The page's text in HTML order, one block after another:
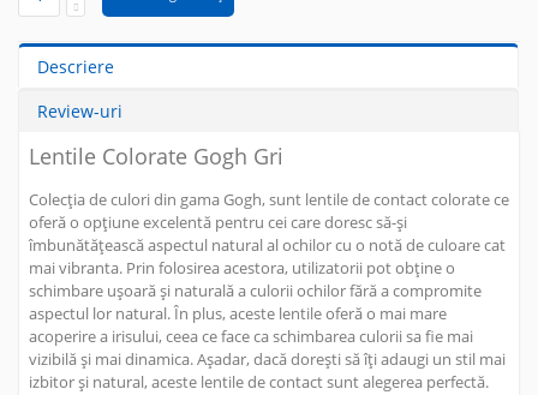
Descriere
Review-uri
Lentile Colorate Gogh Gri
Colecția de culori din gama Gogh, sunt lentile de contact colorate ce
oferă o opțiune excelentă pentru cei care doresc să-și
îmbunătățească aspectul natural al ochilor cu o notă de culoare cat
mai vibranta. Prin folosirea acestora, utilizatorii pot obține o
schimbare ușoară și naturală a culorii ochilor fără a compromite
aspectul lor natural. În plus, aceste lentile oferă o mai mare
acoperire a irisului, ceea ce face ca schimbarea culorii sa fie mai
vizibilă și mai dinamica. Așadar, dacă dorești să îți adaugi un stil mai
izbitor și natural, aceste lentile de contact sunt alegerea perfectă.